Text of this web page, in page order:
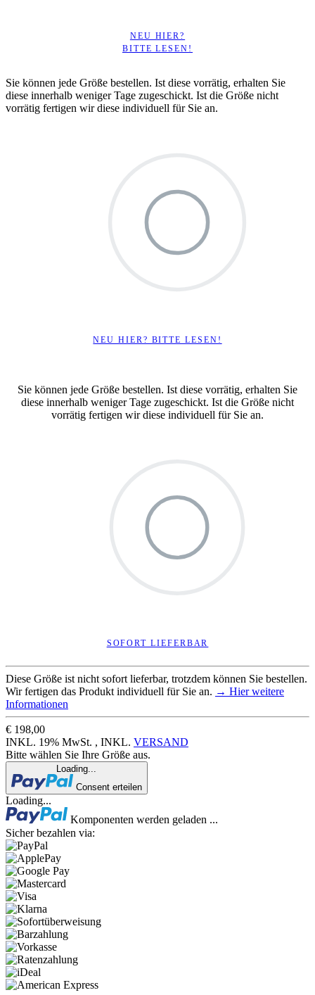
NEU HIER?
BITTE LESEN!
Sie können jede Größe bestellen. Ist diese vorrätig, erhalten Sie
diese innerhalb weniger Tage zugeschickt. Ist die Größe nicht
vorrätig fertigen wir diese individuell für Sie an.
NEU HIER? BITTE LESEN!
Sie können jede Größe bestellen. Ist diese vorrätig, erhalten Sie
diese innerhalb weniger Tage zugeschickt. Ist die Größe nicht
vorrätig fertigen wir diese individuell für Sie an.
SOFORT LIEFERBAR
Diese Größe ist nicht sofort lieferbar, trotzdem können Sie bestellen.
Wir fertigen das Produkt individuell für Sie an. → Hier weitere
Informationen
€ 198,00
INKL. 19% MwSt. , INKL. VERSAND
Bitte wählen Sie Ihre Größe aus.
Loading...
Consent erteilen
Loading...
Komponenten werden geladen ...
Sicher bezahlen via: